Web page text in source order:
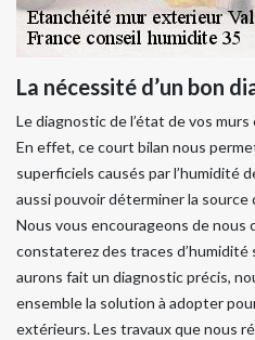
La nécessité d’un bon
Le diagnostic de l’état de vos
En effet, ce court bilan nous
superficiels causés par l’humidité
aussi pouvoir déterminer la source
Nous vous encourageons de nous
constaterez des traces d’humidité
aurons fait un diagnostic précis,
ensemble la solution à adopter
extérieurs. Les travaux que nous